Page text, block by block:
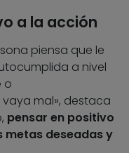
a la acción
piensa que le
a nivel
o
mal», destaca
pensar en positivo
metas deseadas y